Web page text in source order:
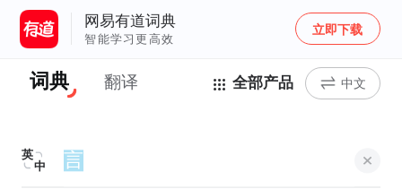
网易有道词典
智能学习更高效
立即下载
词典 翻译 全部产品 中文
英
中